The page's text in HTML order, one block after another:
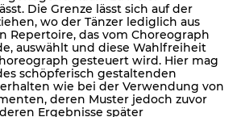
Die Grenze lässt sich auf der
wo der Tänzer lediglich aus
Repertoire, das vom Choreograph
auswählt und diese Wahlfreiheit
gesteuert wird. Hier mag
schöpferisch gestaltenden
wie bei der Verwendung von
deren Muster jedoch zuvor
Ergebnisse später